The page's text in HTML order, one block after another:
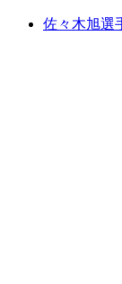
佐々木旭選